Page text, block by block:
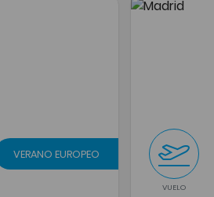
VERANO EUROPEO
VUELO